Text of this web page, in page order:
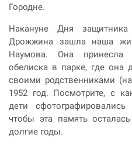
Городне.
Накануне Дня
Дрожжина зашла наша
Наумова. Она принесла
обелиска в парке, где она
своими родственниками
1952 год. Посмотрите, с
дети
чтобы эта память
долгие годы.